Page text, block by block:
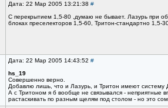
Дата: 22 Мар 2005 13:21:38 #
C перекрытием 1,5-80 ,думаю не бывает. Лазурь при
блоках преселекторов 1,5-60, Тритон-стандартно 1,5-
Дата: 22 Мар 2005 14:43:52 #
hs_19
Совершенно верно.
Добавлю лишь, что и Лазурь, и Тритон имеют
А с Тритоном я б вообще не связывался - неприятные
растаскивать по разным щелям под столом - но это